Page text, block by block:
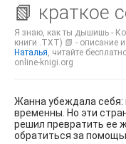
📗 краткое
Я знаю, как ты дышишь -
книги .TXT) 📗 - описание
Наталья , читайте
online-knigi.org
Жанна убеждала себя:
временны. Но эти
решил превратить ее
обратиться за